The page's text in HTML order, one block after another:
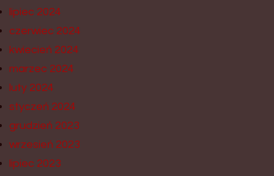
lipiec 2024
czerwiec 2024
kwiecień 2024
marzec 2024
luty 2024
styczeń 2024
grudzień 2023
wrzesień 2023
lipiec 2023